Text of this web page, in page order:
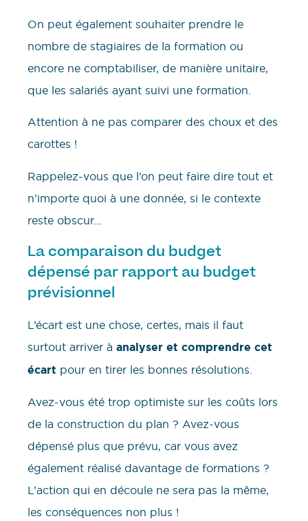
On peut également souhaiter prendre le
nombre de stagiaires de la formation ou
encore ne comptabiliser, de manière unitaire,
que les salariés ayant suivi une formation.
Attention à ne pas comparer des choux et des
carottes !
Rappelez-vous que l’on peut faire dire tout et
n’importe quoi à une donnée, si le contexte
reste obscur…
La comparaison du budget
dépensé par rapport au budget
prévisionnel
L’écart est une chose, certes, mais il faut
surtout arriver à analyser et comprendre cet
écart pour en tirer les bonnes résolutions.
Avez-vous été trop optimiste sur les coûts lors
de la construction du plan ? Avez-vous
dépensé plus que prévu, car vous avez
également réalisé davantage de formations ?
L’action qui en découle ne sera pas la même,
les conséquences non plus !